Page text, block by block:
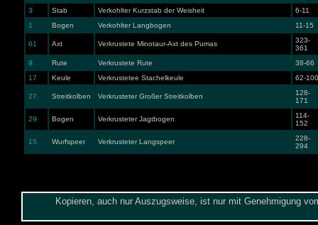
3
Stab Verkohlter Kurzstab der Weisheit
6-11
1
Bogen Verkohlter Langbogen 11-15
61 Axt Verkrustete Minotaur-Axt des Pumas
323-
361
9
Rute Verkrustete Rute
38-66
17
Keule Verkrustetee Stachelkeule 62-100
27 Streitkolben Verkrusteter Großer Streitkolben
128-
171
29 Bogen Verkrusteter Jagtbogen
114-
152
15 Wurfspeer Verkrusteter Langspeer
228-
294
Kopieren, auch nur Auszugsweise, ist nur mit Genehmigung